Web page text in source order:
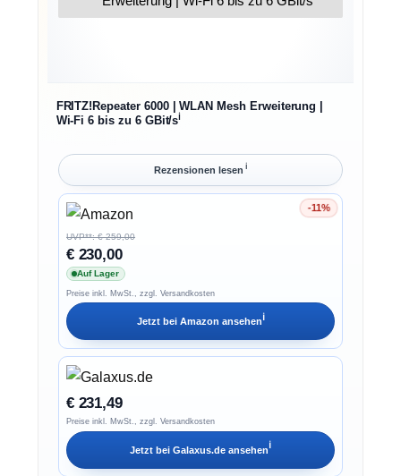
FRITZ!Repeater 6000 | WLAN Mesh Erweiterung |
Wi-Fi 6 bis zu 6 GBit/sℹ︎
Rezensionen lesen ℹ︎
-11%
Ersparnis 11%
UVP**: € 259,00
€ 230,00
Auf Lager
Preise inkl. MwSt., zzgl. Versandkosten
Jetzt bei Amazon ansehenℹ︎
€ 231,49
Preise inkl. MwSt., zzgl. Versandkosten
Jetzt bei Galaxus.de ansehenℹ︎